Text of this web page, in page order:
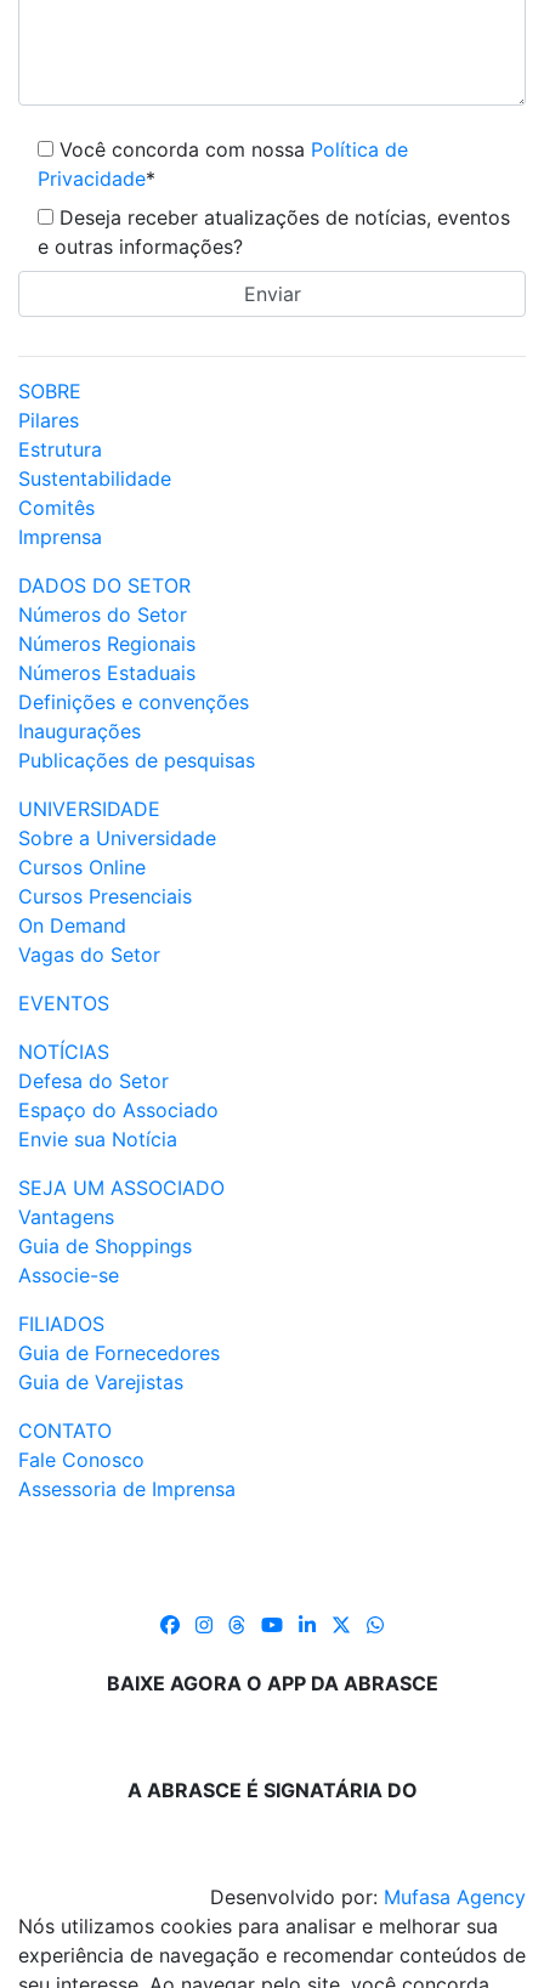
Você concorda com nossa Política de
Privacidade*
Deseja receber atualizações de notícias, eventos
e outras informações?
SOBRE
Pilares
Estrutura
Sustentabilidade
Comitês
Imprensa
DADOS DO SETOR
Números do Setor
Números Regionais
Números Estaduais
Definições e convenções
Inaugurações
Publicações de pesquisas
UNIVERSIDADE
Sobre a Universidade
Cursos Online
Cursos Presenciais
On Demand
Vagas do Setor
EVENTOS
NOTÍCIAS
Defesa do Setor
Espaço do Associado
Envie sua Notícia
SEJA UM ASSOCIADO
Vantagens
Guia de Shoppings
Associe-se
FILIADOS
Guia de Fornecedores
Guia de Varejistas
CONTATO
Fale Conosco
Assessoria de Imprensa
BAIXE AGORA O APP DA ABRASCE
A ABRASCE É SIGNATÁRIA DO
Desenvolvido por: Mufasa Agency
Nós utilizamos cookies para analisar e melhorar sua
experiência de navegação e recomendar conteúdos de